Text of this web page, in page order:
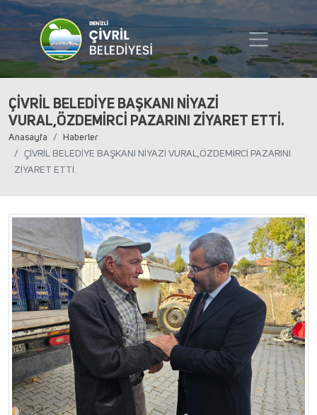
ÇİVRİL BELEDİYE BAŞKANI NİYAZİ
VURAL,ÖZDEMİRCİ PAZARINI ZİYARET ETTİ.
Anasayfa
Haberler
ÇİVRİL BELEDİYE BAŞKANI NİYAZİ VURAL,ÖZDEMİRCİ PAZARINI
ZİYARET ETTİ.